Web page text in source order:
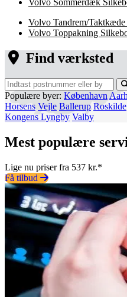
Volvo Sommerdæk
Volvo Tandrem/
Volvo Toppakning
Find værksted
Populære byer: København
Horsens Vejle Ballerup Roskilde
Kongens Lyngby Valby
Mest populære
Lige nu priser fra 537 kr.*
Få tilbud